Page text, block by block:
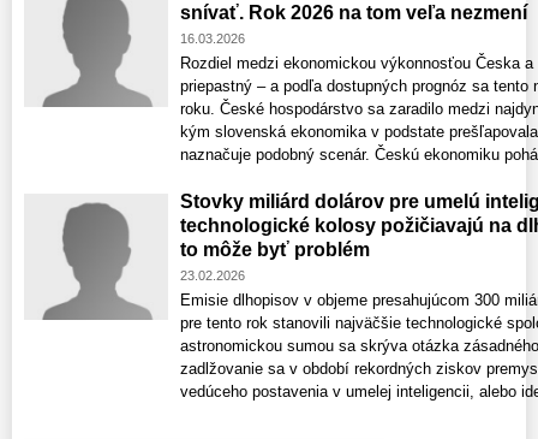
snívať. Rok 2026 na tom veľa nezmení
16.03.2026
Rozdiel medzi ekonomickou výkonnosťou Česka
priepastný – a podľa dostupných prognóz sa tento
roku. České hospodárstvo sa zaradilo medzi
kým slovenská ekonomika v podstate
naznačuje podobný scenár. Českú ekonomiku
Stovky miliárd dolárov pre umelú
technologické kolosy požičiavajú na
to môže byť problém
23.02.2026
Emisie dlhopisov v objeme presahujúcom 300
pre tento rok stanovili najväčšie technologické
astronomickou sumou sa skrýva otázka
zadlžovanie sa v období rekordných ziskov
vedúceho postavenia v umelej inteligencii, alebo